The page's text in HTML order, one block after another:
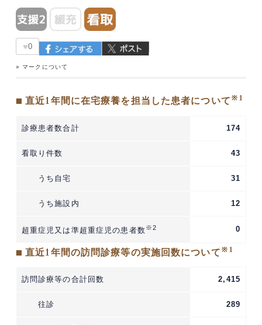
♥0
» マークについて
■ 直近1年間に在宅療養を担当した患者について※1
診療患者数合計 174
看取り件数 43
うち自宅 31
うち施設内 12
超重症児又は準超重症児の患者数※2 0
■ 直近1年間の訪問診療等の実施回数について※1
訪問診療等の合計回数 2,415
往診 289